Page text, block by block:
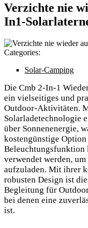
Verzichte nie
In1-
Categories:
Solar-Camping
Die Cmb 2-In-1
ein vielseitiges und
Outdoor-Aktivitäten.
Solarladetechnologie
über Sonnenenergie,
kostengünstige
Beleuchtungsfunktion
verwendet werden,
aufzuladen. Mit ihrer
robusten Design ist
Begleitung für
bei denen eine
ist.